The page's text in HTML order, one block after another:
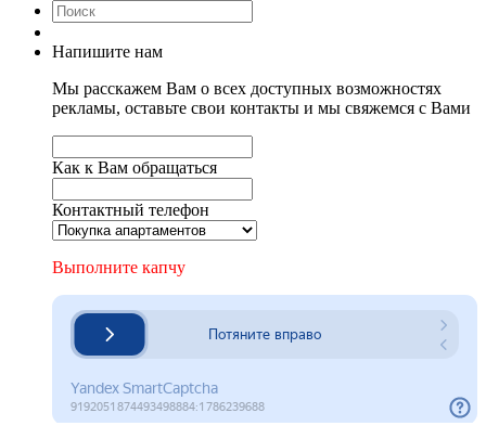
Напишите нам
Мы расскажем Вам о всех доступных возможностях
рекламы, оставьте свои контакты и мы свяжемся с Вами
Как к Вам обращаться
Контактный телефон
Выполните капчу